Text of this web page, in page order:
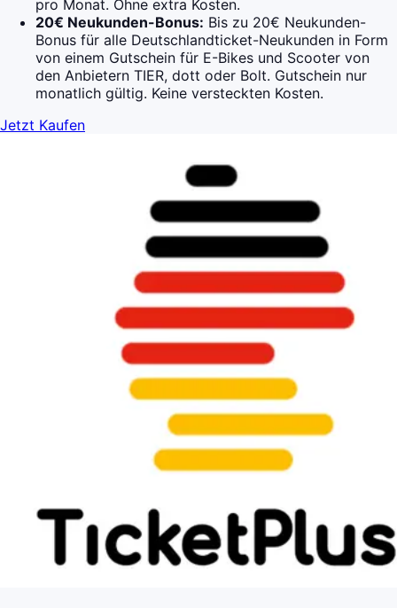
pro Monat. Ohne extra Kosten.
20€ Neukunden-Bonus: Bis zu 20€ Neukunden-
Bonus für alle Deutschlandticket-Neukunden in Form
von einem Gutschein für E-Bikes und Scooter von
den Anbietern TIER, dott oder Bolt. Gutschein nur
monatlich gültig. Keine versteckten Kosten.
Jetzt Kaufen